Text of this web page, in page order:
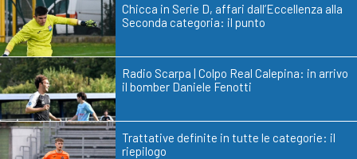
Chicca in Serie D, affari dall’Eccellenza alla
Seconda categoria: il punto
Radio Scarpa | Colpo Real Calepina: in arrivo
il bomber Daniele Fenotti
Trattative definite in tutte le categorie: il
riepilogo